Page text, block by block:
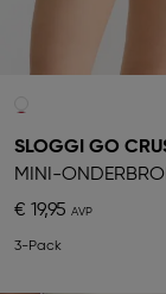
SLOGGI GO
MINI-
€ 19,95
3-Pack